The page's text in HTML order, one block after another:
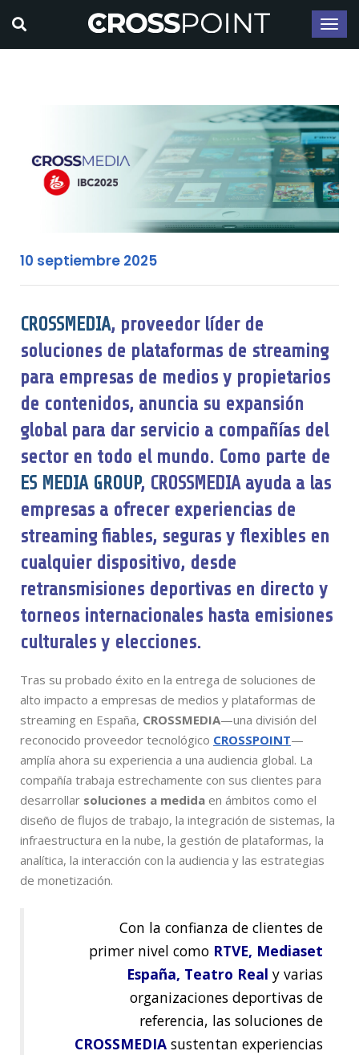
10 septiembre 2025
CROSSMEDIA, proveedor líder de
soluciones de plataformas de streaming
para empresas de medios y propietarios
de contenidos, anuncia su expansión
global para dar servicio a compañías del
sector en todo el mundo. Como parte de
ES MEDIA GROUP, CROSSMEDIA ayuda a las
empresas a ofrecer experiencias de
streaming fiables, seguras y flexibles en
cualquier dispositivo, desde
retransmisiones deportivas en directo y
torneos internacionales hasta emisiones
culturales y elecciones.
Tras su probado éxito en la entrega de soluciones de
alto impacto a empresas de medios y plataformas de
streaming en España, CROSSMEDIA—una división del
reconocido proveedor tecnológico CROSSPOINT—
amplía ahora su experiencia a una audiencia global. La
compañía trabaja estrechamente con sus clientes para
desarrollar soluciones a medida en ámbitos como el
diseño de flujos de trabajo, la integración de sistemas, la
infraestructura en la nube, la gestión de plataformas, la
analítica, la interacción con la audiencia y las estrategias
de monetización.
Con la confianza de clientes de
primer nivel como RTVE, Mediaset
España, Teatro Real y varias
organizaciones deportivas de
referencia, las soluciones de
CROSSMEDIA sustentan experiencias